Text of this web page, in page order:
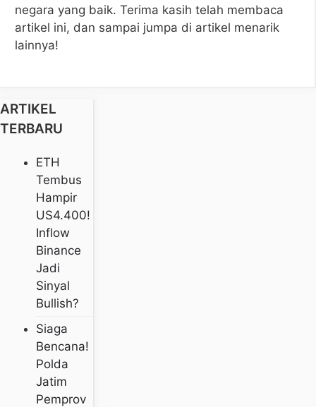
negara yang baik. Terima kasih telah membaca
artikel ini, dan sampai jumpa di artikel menarik
lainnya!
ARTIKEL
TERBARU
ETH
Tembus
Hampir
US4.400!
Inflow
Binance
Jadi
Sinyal
Bullish?
Siaga
Bencana!
Polda
Jatim
Pemprov